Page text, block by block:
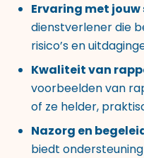
Ervaring met jouw
dienstverlener die
risico’s en
Kwaliteit van
voorbeelden van
of ze helder,
Nazorg en
biedt